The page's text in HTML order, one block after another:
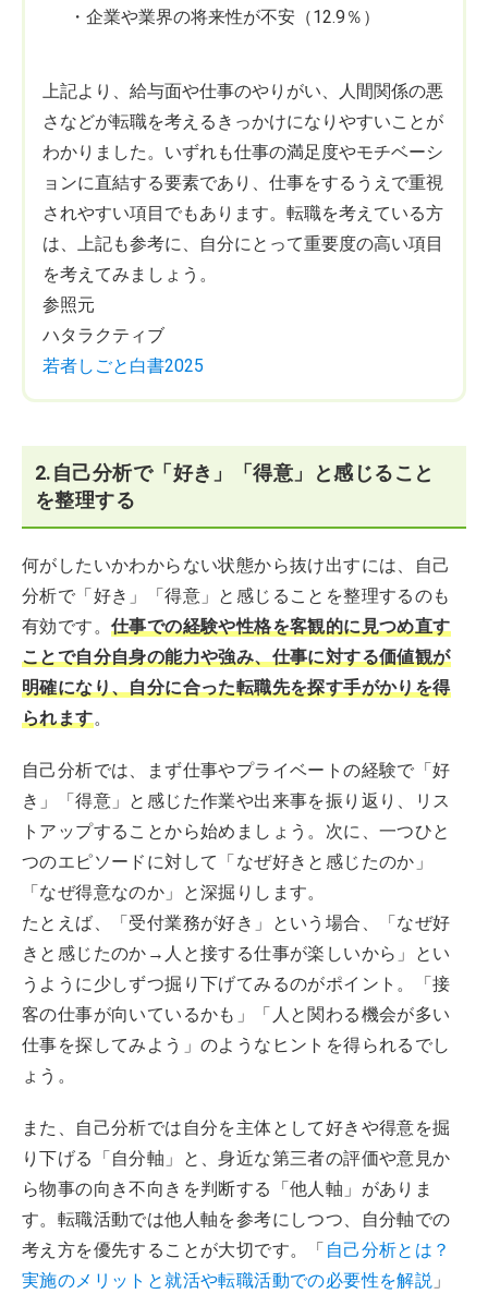
・企業や業界の将来性が不安（12.9％）
上記より、給与面や仕事のやりがい、人間関係の悪
さなどが転職を考えるきっかけになりやすいことが
わかりました。いずれも仕事の満足度やモチベーシ
ョンに直結する要素であり、仕事をするうえで重視
されやすい項目でもあります。転職を考えている方
は、上記も参考に、自分にとって重要度の高い項目
を考えてみましょう。
参照元
ハタラクティブ
若者しごと白書2025
2.自己分析で「好き」「得意」と感じること
を整理する
何がしたいかわからない状態から抜け出すには、自己
分析で「好き」「得意」と感じることを整理するのも
有効です。 仕事での経験や性格を客観的に見つめ直す
ことで自分自身の能力や強み、仕事に対する価値観が
明確になり、自分に合った転職先を探す手がかりを得
られます。
自己分析では、まず仕事やプライベートの経験で「好
き」「得意」と感じた作業や出来事を振り返り、リス
トアップすることから始めましょう。次に、一つひと
つのエピソードに対して「なぜ好きと感じたのか」
「なぜ得意なのか」と深掘りします。
たとえば、「受付業務が好き」という場合、「なぜ好
きと感じたのか→人と接する仕事が楽しいから」とい
うように少しずつ掘り下げてみるのがポイント。「接
客の仕事が向いているかも」「人と関わる機会が多い
仕事を探してみよう」のようなヒントを得られるでし
ょう。
また、自己分析では自分を主体として好きや得意を掘
り下げる「自分軸」と、身近な第三者の評価や意見か
ら物事の向き不向きを判断する「他人軸」がありま
す。転職活動では他人軸を参考にしつつ、自分軸での
考え方を優先することが大切です。「 自己分析とは？
実施のメリットと就活や転職活動での必要性を解説 」